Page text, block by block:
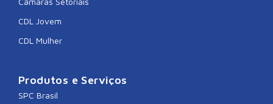
CDL Jovem
CDL Mulher
Produtos e Serviços
SPC Brasil